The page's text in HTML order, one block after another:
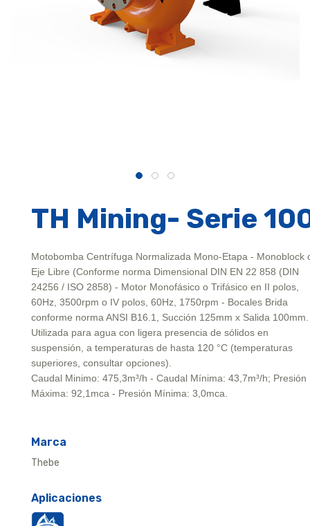
TH Mining- Serie
Motobomba Centrífuga Normalizada Mono-Etapa - Monoblock
Eje Libre (Conforme norma Dimensional DIN EN 22 858 (DIN
24256 / ISO 2858) - Motor Monofásico o Trifásico en II polos,
60Hz, 3500rpm o IV polos, 60Hz, 1750rpm - Bocales Brida
conforme norma ANSI B16.1, Succión 125mm x Salida 100mm.
Utilizada para agua con ligera presencia de sólidos en
suspensión, a temperaturas de hasta 120 °C (temperaturas
superiores, consultar opciones).
Caudal Minimo: 475,3m³/h - Caudal Mínima: 43,7m³/h; Presión
Máxima: 92,1mca - Presión Mínima: 3,0mca.
Marca
Thebe
Aplicaciones